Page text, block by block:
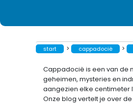
start > cappadocië >
Cappadocië is een van de
geheimen, mysteries en
aangezien elke centimeter
Onze blog vertelt je over